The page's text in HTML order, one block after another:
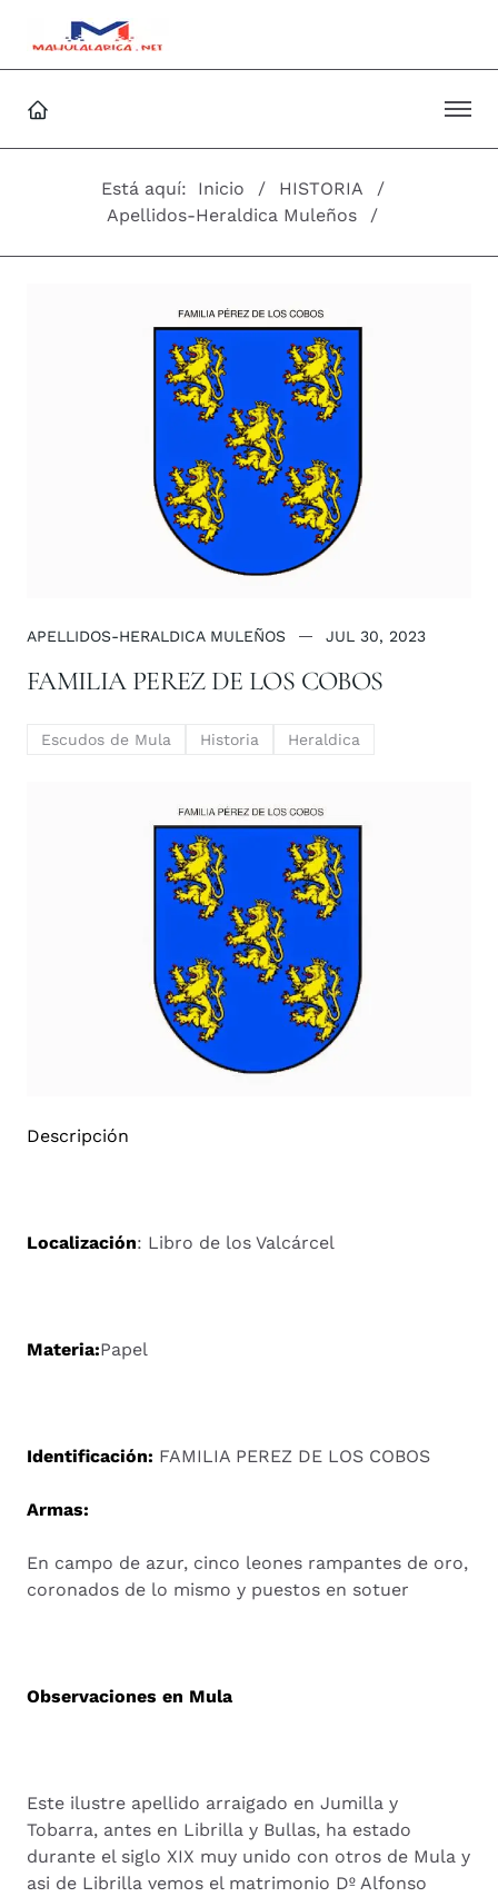
Está aquí: Inicio
HISTORIA
Apellidos-Heraldica Muleños
APELLIDOS-HERALDICA MULEÑOS JUL 30, 2023
FAMILIA PEREZ DE LOS COBOS
Escudos de Mula Historia Heraldica
Descripción
Localización: Libro de los Valcárcel
Materia:Papel
Identificación: FAMILIA PEREZ DE LOS COBOS
Armas:
En campo de azur, cinco leones rampantes de oro,
coronados de lo mismo y puestos en sotuer
Observaciones en Mula
Este ilustre apellido arraigado en Jumilla y
Tobarra, antes en Librilla y Bullas, ha estado
durante el siglo XIX muy unido con otros de Mula y
asi de Librilla vemos el matrimonio Dº Alfonso